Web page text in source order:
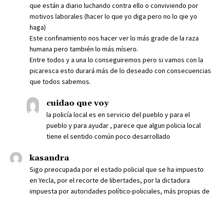
que están a diario luchando contra ello o conviviendo por
motivos laborales (hacer lo que yo diga pero no lo qie yo
haga)
Este confinamiento nos hacer ver lo más grade de la raza
humana pero también lo más mísero.
Entre todos y a una lo conseguiremos pero si vamos con la
picaresca esto durará más de lo deseado con consecuencias
que todos sabemos.
cuidao que voy
la policía local es en servicio del pueblo y para el
pueblo y para ayudar , parece que algun policia local
tiene el sentido común poco desarrollado
kasandra
Sigo preocupada por el estado policial que se ha impuesto
en Yecla, por el recorte de libertades, por la dictadura
impuesta por autoridades político-policiales, más propias de